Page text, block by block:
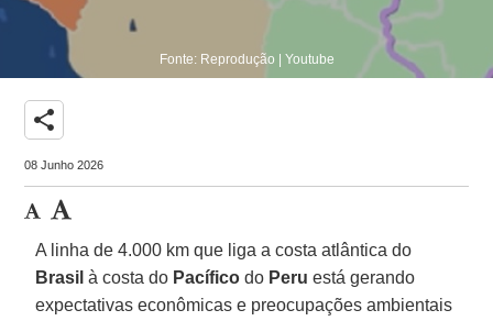
Fonte: Reprodução | Youtube
share
08 Junho 2026
A linha de 4.000 km que liga a costa atlântica do
Brasil à costa do Pacífico do Peru está gerando
expectativas econômicas e preocupações ambientais